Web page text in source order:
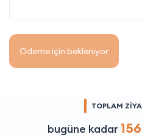
Ödeme için bekleniyor
TOPLAM
bugüne kadar 156